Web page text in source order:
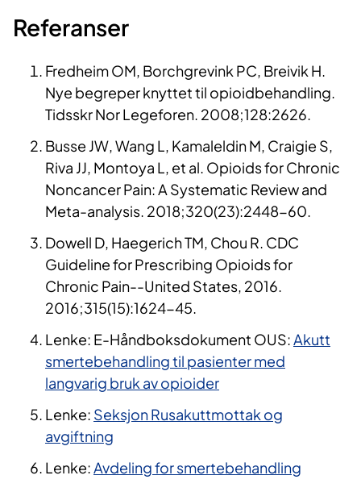
Referanser
Fredheim OM, Borchgrevink PC, Breivik H.
Nye begreper knyttet til opioidbehandling.
Tidsskr Nor Legeforen. 2008;128:2626.
Busse JW, Wang L, Kamaleldin M, Craigie S,
Riva JJ, Montoya L, et al. Opioids for Chronic
Noncancer Pain: A Systematic Review and
Meta-analysis. 2018;320(23):2448-60.
Dowell D, Haegerich TM, Chou R. CDC
Guideline for Prescribing Opioids for
Chronic Pain--United States, 2016.
2016;315(15):1624-45.
Lenke: E-Håndboksdokument OUS:Akutt
smertebehandling til pasienter med
langvarig bruk av opioider
Lenke: Seksjon Rusakuttmottak og
avgiftning
Lenke:Avdeling for smertebehandling